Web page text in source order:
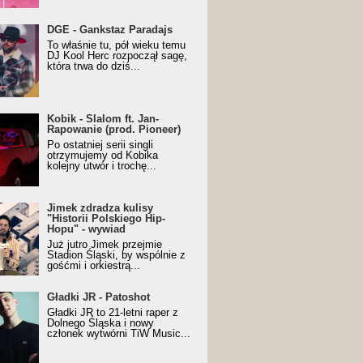
z nagrodą za
Trueschoolowy
Roku (Popkillery 2023)
DGE - Gankstaz Paradajs
To właśnie tu, pół wieku temu
DJ Kool Herc rozpoczął sagę,
która trwa do dziś...
- Slalom ft. Jan-
(prod. Pioneer)
Music Visualiser]
Kobik - Slalom ft. Jan-
Rapowanie (prod. Pioneer)
Po ostatniej serii singli
otrzymujemy od Kobika
kolejny utwór i trochę...
zdradza kulisy "Historii
Hip-Hopu" - wywiad
Jimek zdradza kulisy
"Historii Polskiego Hip-
Hopu" - wywiad
Już jutro Jimek przejmie
Stadion Śląski, by wspólnie z
gośćmi i orkiestrą...
JR - Patoshot
Gładki JR - Patoshot
Gładki JR to 21-letni raper z
Dolnego Śląska i nowy
członek wytwórni TiW Music...